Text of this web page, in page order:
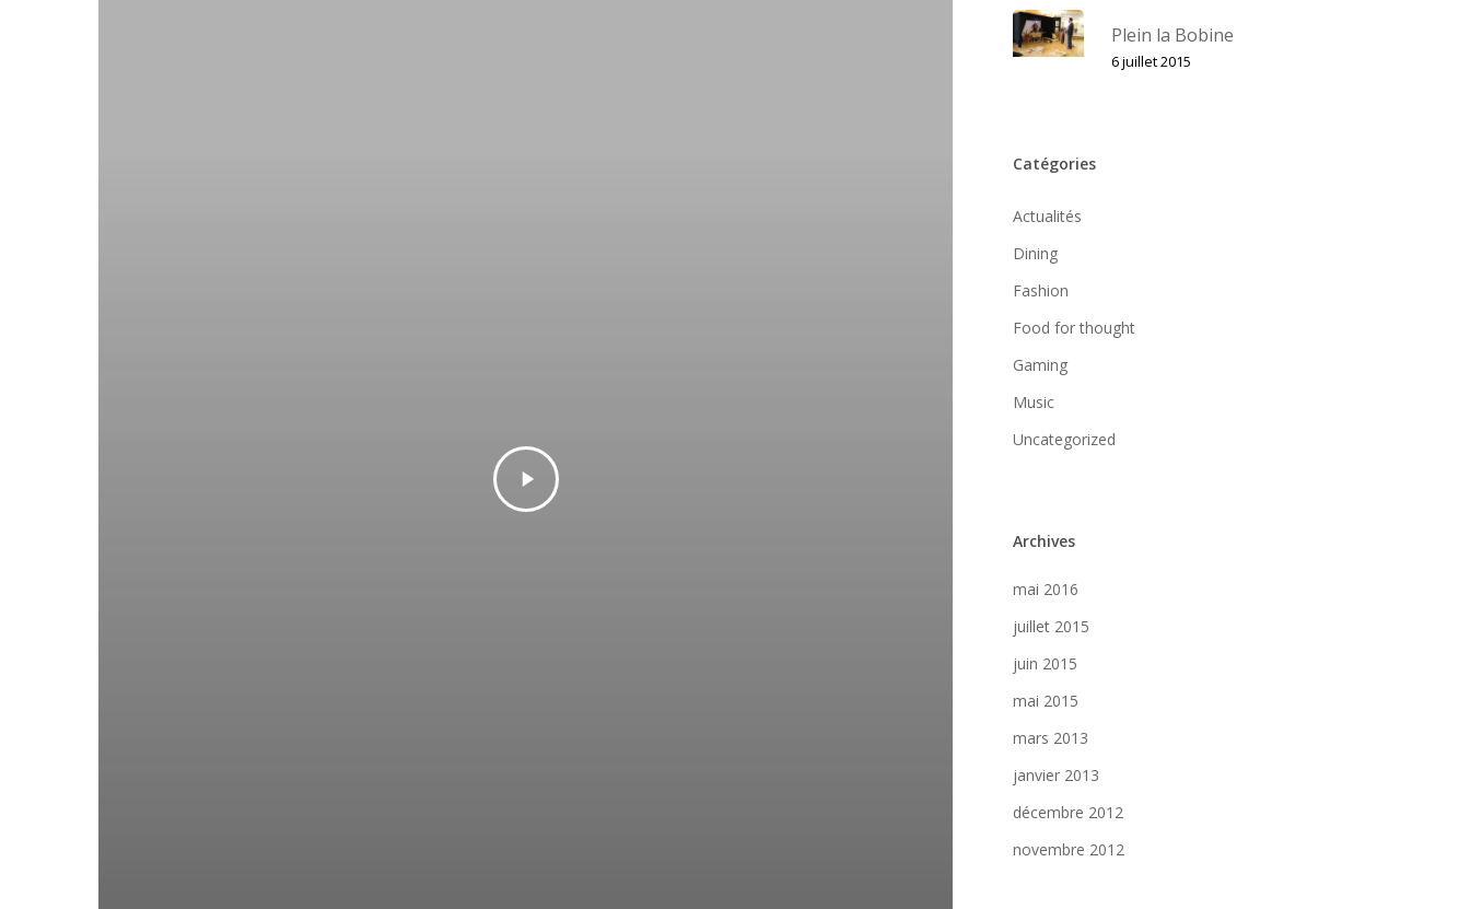
Plein la Bobine
6 juillet 2015
Catégories
Actualités
Dining
Fashion
Food for thought
Gaming
Music
Uncategorized
Archives
mai 2016
juillet 2015
juin 2015
mai 2015
mars 2013
janvier 2013
décembre 2012
novembre 2012